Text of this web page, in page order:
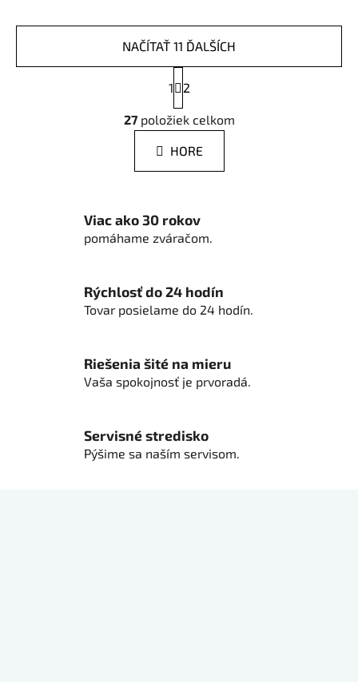
O
v
l
á
d
c
i
e
r
v
k
ý
p
u
NAČÍTAŤ 11 ĎALŠÍCH
S
t
r
á
n
k
i
e
1 2
27položiek celkom
HORE
Viac ako 30 rokov
pomáhame zváračom.
Rýchlosť do 24 hodín
Tovar posielame do 24 hodín.
Riešenia šité na mieru
Vaša spokojnosť je prvoradá.
Servisné stredisko
Pýšime sa naším servisom.